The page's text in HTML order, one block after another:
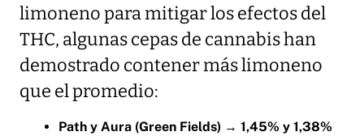
limoneno para mitigar los efectos del
THC, algunas cepas de cannabis han
demostrado contener más limoneno
que el promedio:
Path y Aura (Green Fields) → 1,45% y 1,38%